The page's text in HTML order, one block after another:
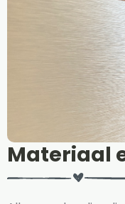
Materiaal